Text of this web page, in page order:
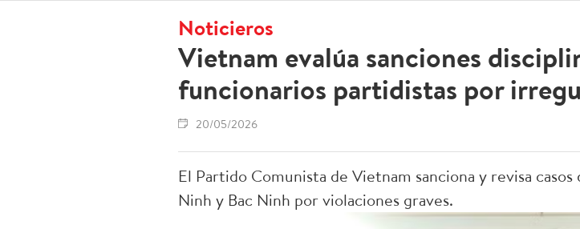
Noticieros
Vietnam evalúa sanciones
funcionarios partidistas por
20/05/2026
El Partido Comunista de Vietnam sanciona y revisa
Ninh y Bac Ninh por violaciones graves.